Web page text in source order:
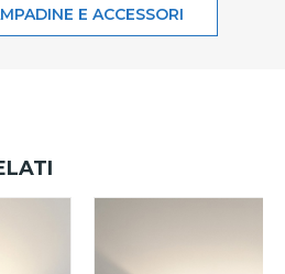
E ACCESSORI